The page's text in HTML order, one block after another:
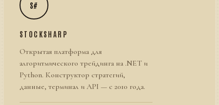
S#
STOCKSHARP
Открытая платформа для
алгоритмического трейдинга на .NET и
Python. Конструктор стратегий,
данные, терминал и API — с 2010 года.